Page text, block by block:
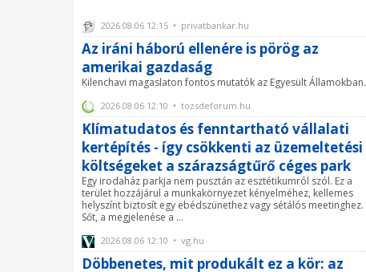
2026.08.06 12:15 • privatbankar.hu
Az iráni háború ellenére is pörög az
amerikai gazdaság
Kilenchavi magaslaton fontos mutatók az Egyesült Államokban.
2026.08.06 12:10 • tozsdeforum.hu
Klímatudatos és fenntartható vállalati
kertépítés - így csökkenti az üzemeltetési
költségeket a szárazságtűrő céges park
Egy irodaház parkja nem pusztán az esztétikumról szól. Ez a
terület hozzájárul a munkakörnyezet kényelméhez, kellemes
helyszínt biztosít egy ebédszünethez vagy sétálós meetinghez.
Sőt, a megjelenése a ...
2026.08.06 12:10 • vg.hu
Döbbenetes, mit produkált ez a kör: az